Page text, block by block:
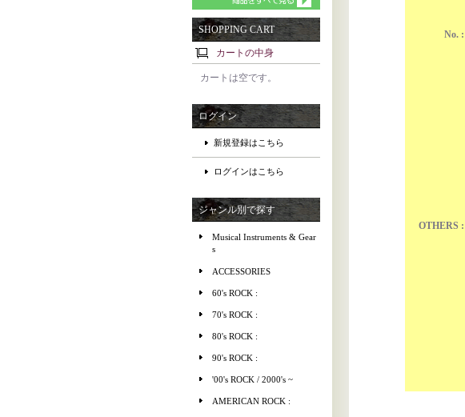
SHOPPING CART
カートの中身
カートは空です。
ログイン
新規登録はこちら
ログインはこちら
ジャンル別で探す
Musical Instruments & Gear
s
ACCESSORIES
60's ROCK :
70's ROCK :
80's ROCK :
90's ROCK :
'00's ROCK / 2000's ~
AMERICAN ROCK :
No. :
OTHERS :